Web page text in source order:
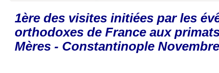
1ère des visites initiées par les
orthodoxes de France aux
Mères - Constantinople